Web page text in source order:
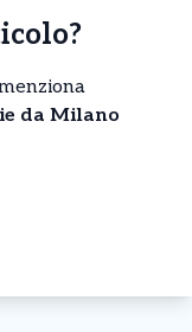
da Milano